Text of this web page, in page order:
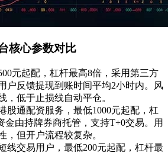
核心参数对比
元起配，杠杆最高8倍，采用第三方
户反馈提现到账时间平均2小时内。风
，低于止损线自动平仓。
股通配资服务，最低1000元起配，杠
金由持牌券商托管，支持T+0交易。用
，但开户流程较复杂。
线交易用户，最低200元起配，杠杆最